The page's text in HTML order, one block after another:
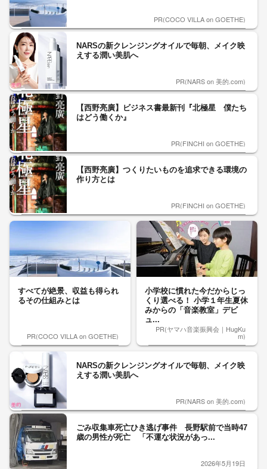
PR(COCO VILLA on GOETHE)
NARSの新クレンジングオイルで毎朝、メイク映
えする潤い美肌へ
PR(NARS on 美的.com)
【西野亮廣】ビジネス書最新刊『北極星 僕たち
はどう働くか』
PR(FINCHI on GOETHE)
【西野亮廣】つくりたいものを追求できる環境の
作り方とは
PR(FINCHI on GOETHE)
すべてが絶景、収益も得られ
るその仕組みとは
PR(COCO VILLA on GOETHE)
小学校に慣れた今だからじっ
くり選べる！ 小学１年生夏休
みからの「音楽教室」デビ
ュ...
PR(ヤマハ音楽振興会｜HugKu
m)
NARSの新クレンジングオイルで毎朝、メイク映
えする潤い美肌へ
PR(NARS on 美的.com)
ごみ収集車死亡ひき逃げ事件 長野駅前で当時47
歳の男性が死亡 「不運な状況があっ...
2026年5月19日